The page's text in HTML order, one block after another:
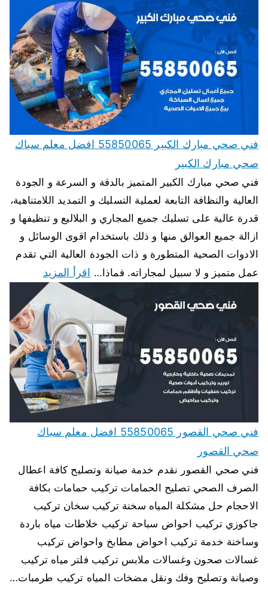
فني صحي مبارك الكبير 55850065 افضل معلم سباك
صحي مبارك الكبير
فني صحي مبارك الكبير المتميز بالدقة و السرعة و الجودة
العالية والنظافة التابعة لعملية التسليك و التمديد اللامتناهية،
قدرة عالية على تسليك جميع المجاري و البلاليع و تنظيفها و
ازالة جميع العوالق منها و ذلك باستخدام اقوى الوسائل و
الادوات الصحية المتطورة و ذات الجودة العالية التي تقدم
عمل متميز و لا سبيل لمجاراته. فماذا… اقرأ المزيد
فني صحي القصور 55850065 افضل معلم سباك
صحي القصور
فني صحي القصور نقدم خدمة صيانة وتصليح كافة اعطال
الصرف الصحي تصليح الحمامات تركيب حمامات بكافة
الاحجام حل مشكلة المياه سخنة تركيب سخان تركيب
جاكوزي تركيب احواض سباحة تركيب خلاطات مياه باردة
وساخنة خدمة تركيب احواض مطابخ واحواض تركيب
غسالات صحون وغسالات ملابس تركيب فلتر مياه تركيب
وصيانة وتصليح وفك ونقل مضخات المياه تركيب طرمبات…